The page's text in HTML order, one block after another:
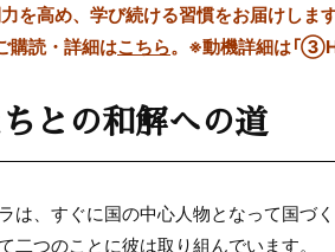
を高め、学び続ける習慣をお届けします
購読・詳細はこちら。 ※動機詳細は「
との和解への道
は、すぐに国の中心人物となって国づ
二つのことに彼は取り組んでいます。